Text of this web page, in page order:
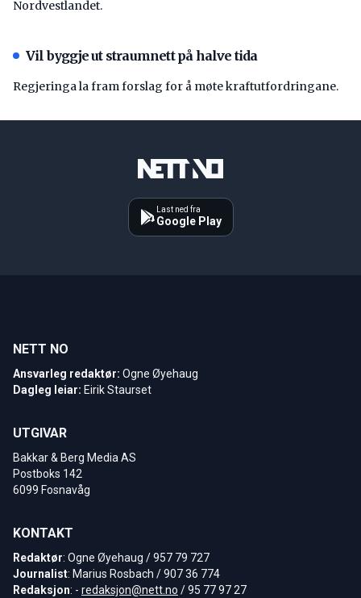
Nordvestlandet.
Vil byggje ut straumnett på halve tida
Regjeringa la fram forslag for å møte kraftutfordringane.
Last ned fra
Google Play
NETT NO
Ansvarleg redaktør: Ogne Øyehaug
Dagleg leiar: Eirik Staurset
UTGIVAR
Bakkar & Berg Media AS
Postboks 142
6099 Fosnavåg
KONTAKT
Redaktør: Ogne Øyehaug / 957 79 727
Journalist: Marius Rosbach / 907 36 774
Redaksjon: - redaksjon@nett.no / 95 77 97 27